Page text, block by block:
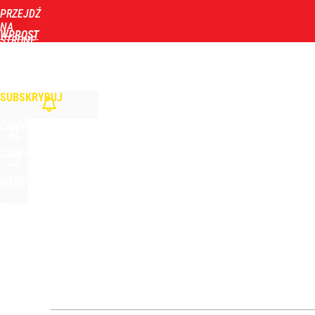
PRZEJDŹ
NA
STRONĘ
WPROST
SUBSKRYBUJ
dodaj